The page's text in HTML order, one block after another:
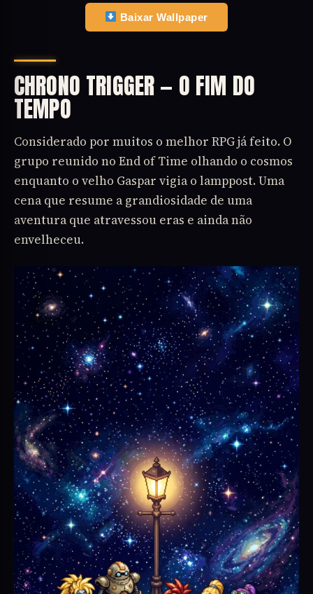
Baixar Wallpaper
CHRONO TRIGGER — O FIM DO
TEMPO
Considerado por muitos o melhor RPG já feito. O
grupo reunido no End of Time olhando o cosmos
enquanto o velho Gaspar vigia o lamppost. Uma
cena que resume a grandiosidade de uma
aventura que atravessou eras e ainda não
envelheceu.